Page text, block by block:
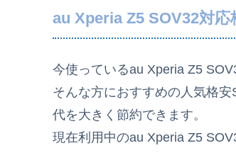
au Xperia Z5 SOV32対応
今使っているau Xperia Z5
そんな方におすすめの人気格
代を大きく節約できます。
現在利用中のau Xperia Z5